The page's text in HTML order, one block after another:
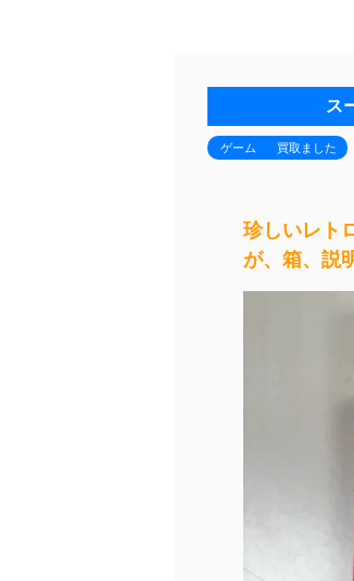
ス
ゲーム 買取ました
珍しいレト
が、箱、説